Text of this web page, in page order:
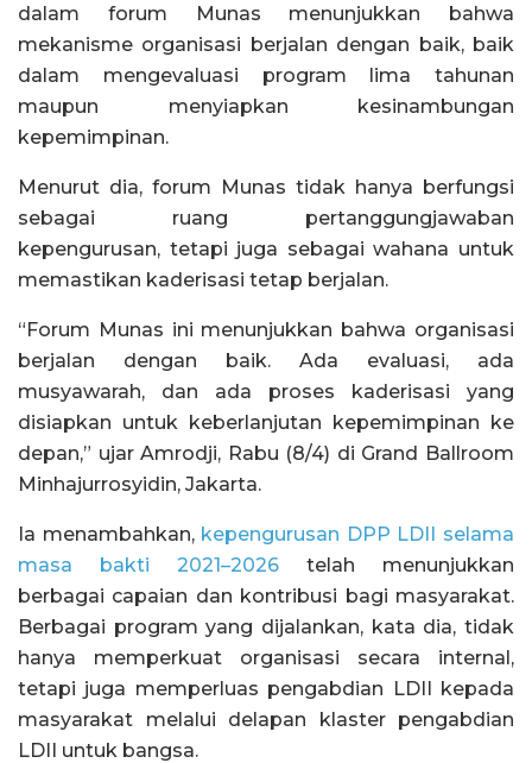
dalam forum Munas menunjukkan bahwa
mekanisme organisasi berjalan dengan baik, baik
dalam mengevaluasi program lima tahunan
maupun menyiapkan kesinambungan
kepemimpinan.
Menurut dia, forum Munas tidak hanya berfungsi
sebagai ruang pertanggungjawaban
kepengurusan, tetapi juga sebagai wahana untuk
memastikan kaderisasi tetap berjalan.
“Forum Munas ini menunjukkan bahwa organisasi
berjalan dengan baik. Ada evaluasi, ada
musyawarah, dan ada proses kaderisasi yang
disiapkan untuk keberlanjutan kepemimpinan ke
depan,” ujar Amrodji, Rabu (8/4) di Grand Ballroom
Minhajurrosyidin, Jakarta.
Ia menambahkan, kepengurusan DPP LDII selama
masa bakti 2021–2026 telah menunjukkan
berbagai capaian dan kontribusi bagi masyarakat.
Berbagai program yang dijalankan, kata dia, tidak
hanya memperkuat organisasi secara internal,
tetapi juga memperluas pengabdian LDII kepada
masyarakat melalui delapan klaster pengabdian
LDII untuk bangsa.